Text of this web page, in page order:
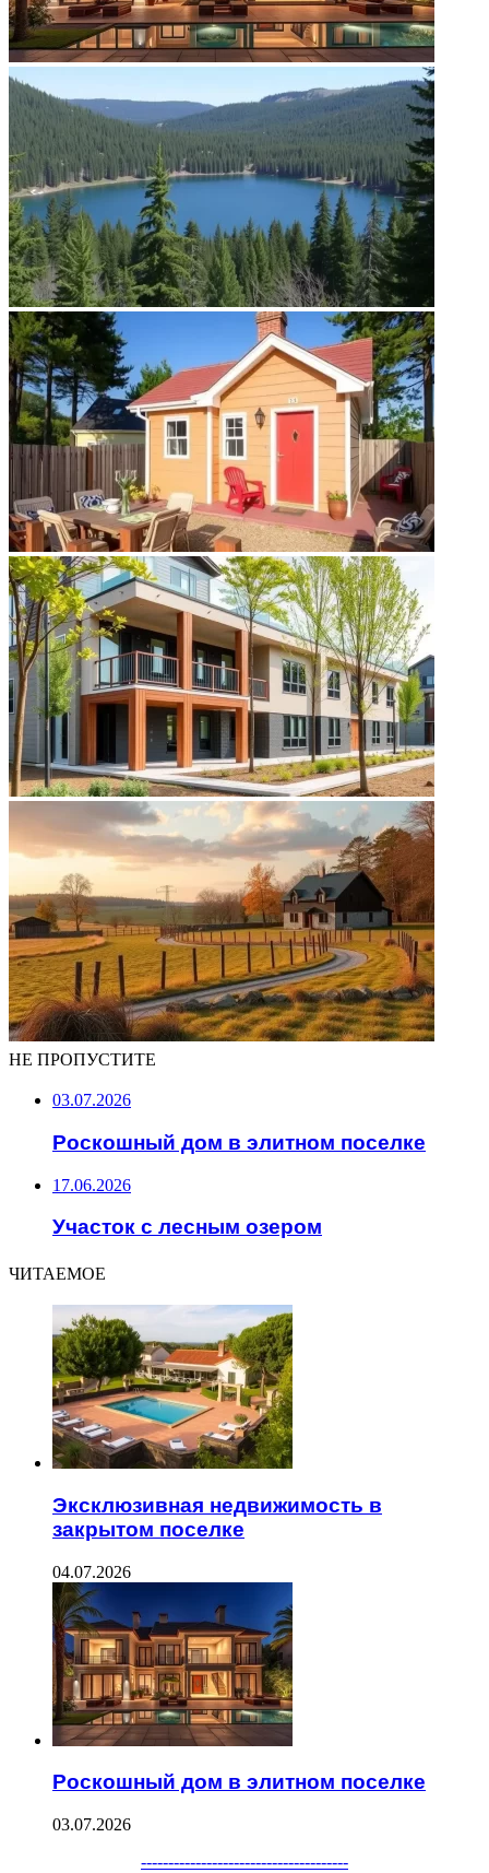
НЕ ПРОПУСТИТЕ
03.07.2026
Роскошный дом в элитном поселке
17.06.2026
Участок с лесным озером
ЧИТАЕМОЕ
Эксклюзивная недвижимость в
закрытом поселке
04.07.2026
Роскошный дом в элитном поселке
03.07.2026
--------------------------------------